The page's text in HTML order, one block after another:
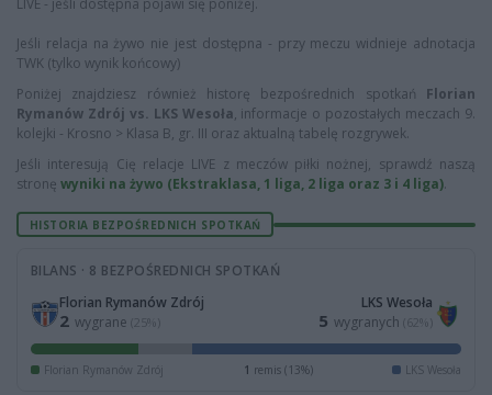
LIVE - jeśli dostępna pojawi się poniżej.
Jeśli relacja na żywo nie jest dostępna - przy meczu widnieje adnotacja
TWK (tylko wynik końcowy)
Poniżej znajdziesz również historę bezpośrednich spotkań Florian
Rymanów Zdrój vs. LKS Wesoła, informacje o pozostałych meczach 9.
kolejki - Krosno > Klasa B, gr. III oraz aktualną tabelę rozgrywek.
Jeśli interesują Cię relacje LIVE z meczów piłki nożnej, sprawdź naszą
stronę wyniki na żywo (Ekstraklasa, 1 liga, 2 liga oraz 3 i 4 liga).
HISTORIA BEZPOŚREDNICH SPOTKAŃ
BILANS · 8 BEZPOŚREDNICH SPOTKAŃ
Florian Rymanów Zdrój
2 wygrane (25%)
LKS Wesoła
5 wygranych (62%)
Florian Rymanów Zdrój 1 remis (13%) LKS Wesoła